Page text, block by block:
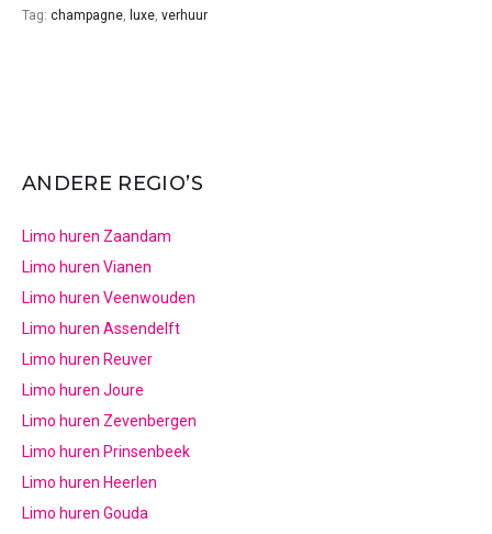
Tag: champagne, luxe, verhuur
ANDERE REGIO’S
Limo huren Zaandam
Limo huren Vianen
Limo huren Veenwouden
Limo huren Assendelft
Limo huren Reuver
Limo huren Joure
Limo huren Zevenbergen
Limo huren Prinsenbeek
Limo huren Heerlen
Limo huren Gouda